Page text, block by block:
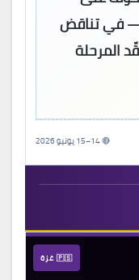
— في تناقض
المرحلة
🔴 14–15 يونيو 2026
🇵🇸 غزة